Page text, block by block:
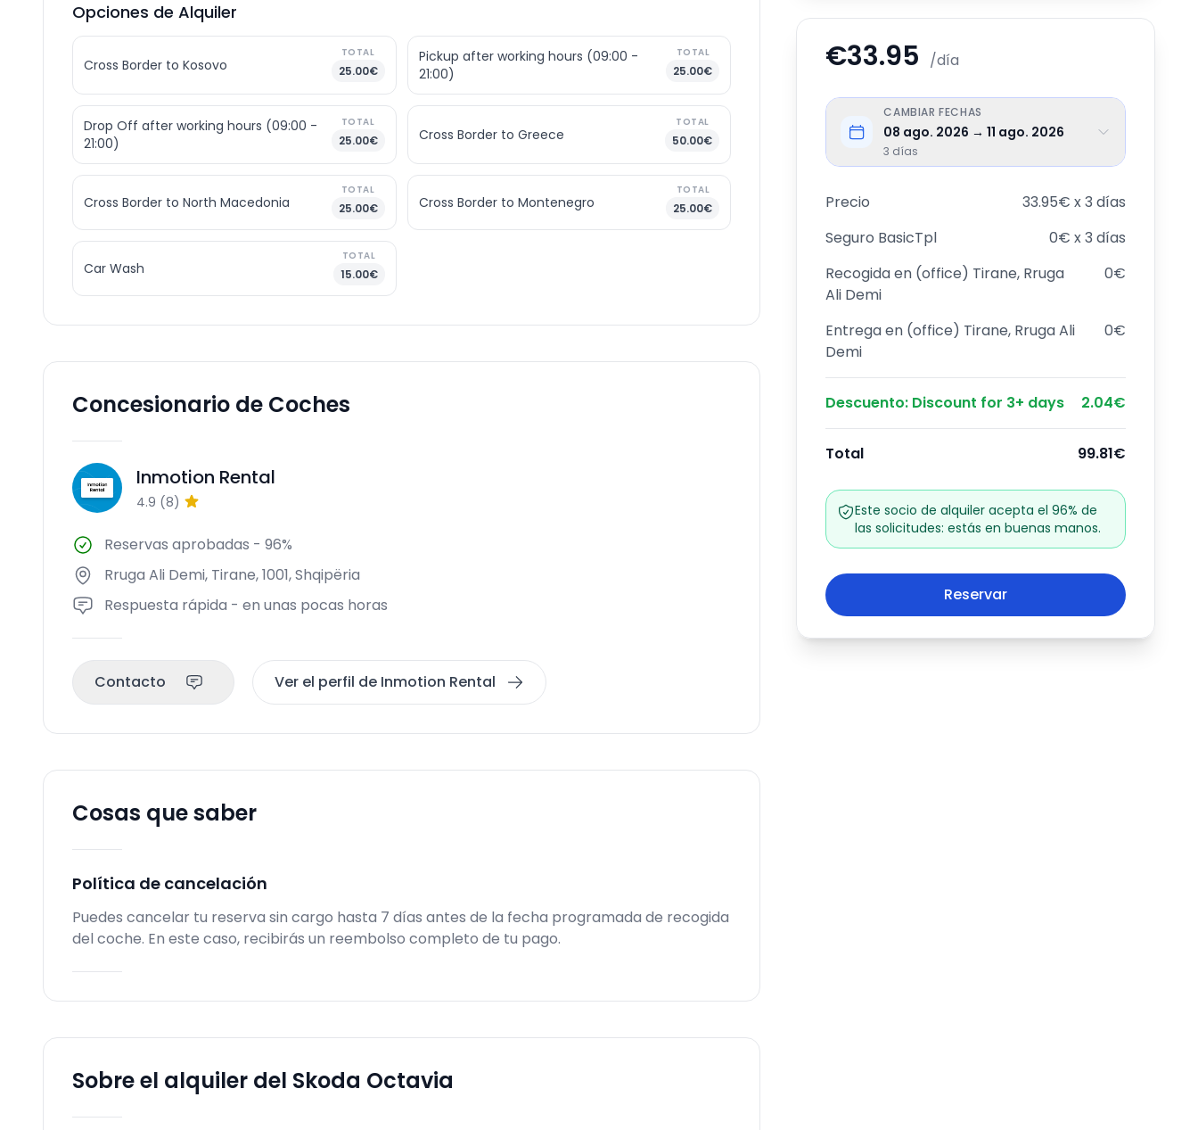
Opciones de Alquiler
Cross Border to Kosovo
TOTAL
25.00€
Pickup after working hours (09:00 -
21:00)
TOTAL
25.00€
Drop Off after working hours (09:00 -
21:00)
TOTAL
25.00€ Cross Border to Greece
TOTAL
50.00€
Cross Border to North Macedonia
TOTAL
25.00€ Cross Border to Montenegro
TOTAL
25.00€
Car Wash
TOTAL
15.00€
€33.95 /día
CAMBIAR FECHAS
08 ago. 2026 → 11 ago. 2026
3 días
Precio
33.95€ x 3 días
Seguro BasicTpl
0€ x 3 días
Recogida en (office) Tirane, Rruga
Ali Demi
0€
Entrega en (office) Tirane, Rruga Ali
Demi
0€
Descuento: Discount for 3+ days 2.04€
Total 99.81€
Este socio de alquiler acepta el 96% de
las solicitudes: estás en buenas manos.
Reservar
Concesionario de Coches
IR Inmotion Rental
4.9 (8)
Reservas aprobadas - 96%
Rruga Ali Demi, Tirane, 1001, Shqipëria
Respuesta rápida - en unas pocas horas
Contacto Ver el perfil de Inmotion Rental
Cosas que saber
Política de cancelación
Puedes cancelar tu reserva sin cargo hasta 7 días antes de la fecha programada de recogida
del coche. En este caso, recibirás un reembolso completo de tu pago.
Sobre el alquiler del Skoda Octavia